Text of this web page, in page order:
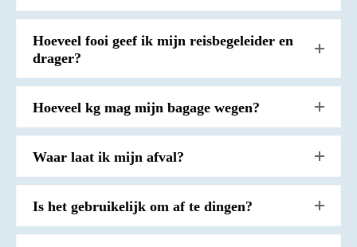
Hoeveel fooi geef ik mijn reisbegeleider en
drager?
Hoeveel kg mag mijn bagage wegen?
Waar laat ik mijn afval?
Is het gebruikelijk om af te dingen?